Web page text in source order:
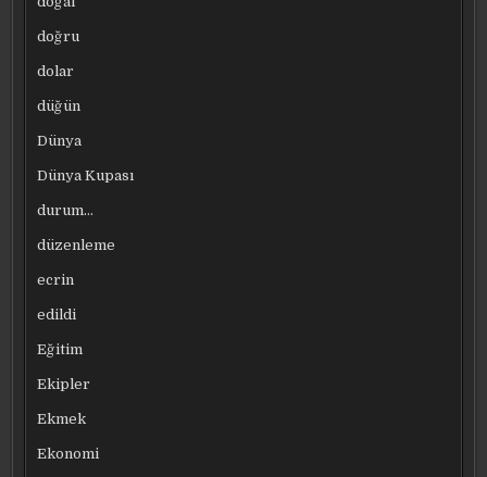
doğru
dolar
düğün
Dünya
Dünya Kupası
durum…
düzenleme
ecrin
edildi
Eğitim
Ekipler
Ekmek
Ekonomi